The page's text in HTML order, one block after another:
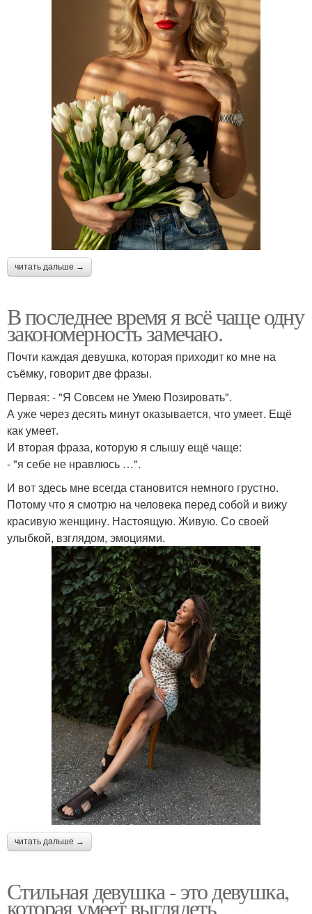
читать дальше →
В последнее время я всё чаще одну
закономерность замечаю.
Почти каждая девушка, которая приходит ко мне на
съёмку, говорит две фразы.
Первая: - "Я Совсем не Умею Позировать".
А уже через десять минут оказывается, что умеет. Ещё
как умеет.
И вторая фраза, которую я слышу ещё чаще:
- "я себе не нравлюсь …".
И вот здесь мне всегда становится немного грустно.
Потому что я смотрю на человека перед собой и вижу
красивую женщину. Настоящую. Живую. Со своей
улыбкой, взглядом, эмоциями.
читать дальше →
Стильная девушка - это девушка,
которая умеет выглядеть